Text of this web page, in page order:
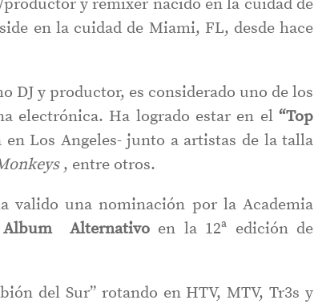
y remixer nacido en la cuidad de
en la cuidad de Miami, FL, desde hace
DJ y productor, es considerado uno de los
electrónica. Ha logrado estar en el“Top
Los Angeles- junto a artistas de la talla
, entre otros.
valido una nominación por la Academia
Alternativoen la 12ª edición de
del Sur” rotando en HTV, MTV, Tr3s y